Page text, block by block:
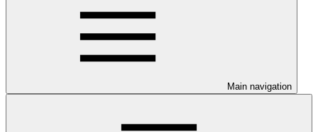
Main navigation